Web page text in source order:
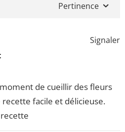
Pertinence
Signaler
de cueillir des fleurs
facile et délicieuse.